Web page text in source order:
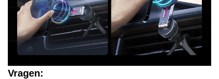
Vragen: